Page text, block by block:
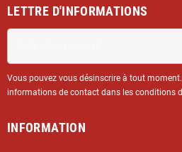
LETTRE D'INFORMATIONS
Vous pouvez vous désinscrire à tout
informations de contact dans les conditions
INFORMATION